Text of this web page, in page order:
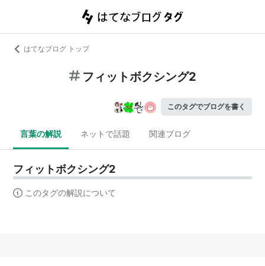
はてなブログ トップ
フィットボクシング2
このタグでブログを書く
言葉の解説 ネットで話題 関連ブログ
フィットボクシング2
このタグの解説について